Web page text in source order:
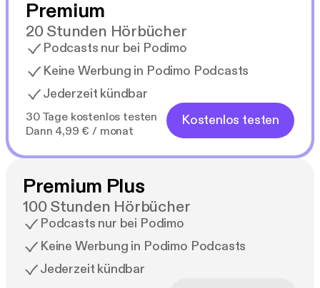
Premium
20 Stunden Hörbücher
Podcasts nur bei Podimo
Keine Werbung in Podimo Podcasts
Jederzeit kündbar
30 Tage kostenlos testen
Dann 4,99 € / monat
Kostenlos testen
Premium Plus
100 Stunden Hörbücher
Podcasts nur bei Podimo
Keine Werbung in Podimo Podcasts
Jederzeit kündbar